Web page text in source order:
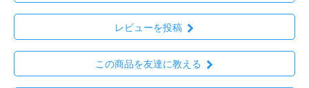
レビューを投稿
この商品を友達に教える